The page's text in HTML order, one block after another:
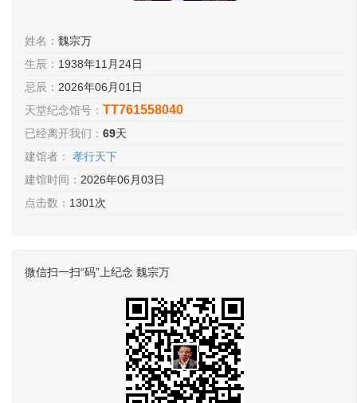
姓名： 魏宗万
生辰： 1938年11月24日
忌辰： 2026年06月01日
天堂纪念馆号： TT761558040
已经离开我们： 69天
建馆者：
孝行天下
建馆时间： 2026年06月03日
点击数： 1301次
微信扫一扫“码”上纪念 魏宗万